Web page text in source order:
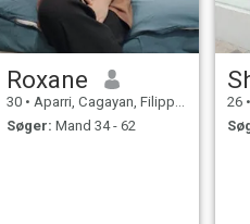
Roxane
30 • Aparri, Cagayan, Filippinerne
Søger: Mand 34 - 62
26 •